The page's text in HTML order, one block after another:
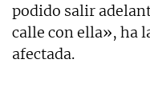
podido salir
calle con ella», ha
afectada.